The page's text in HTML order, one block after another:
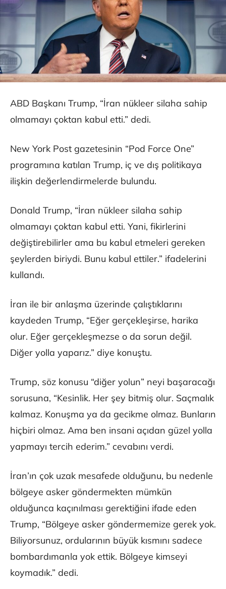
ABD Başkanı Trump, “İran nükleer silaha sahip
olmamayı çoktan kabul etti.” dedi.
New York Post gazetesinin “Pod Force One”
programına katılan Trump, iç ve dış politikaya
ilişkin değerlendirmelerde bulundu.
Donald Trump, “İran nükleer silaha sahip
olmamayı çoktan kabul etti. Yani, fikirlerini
değiştirebilirler ama bu kabul etmeleri gereken
şeylerden biriydi. Bunu kabul ettiler.” ifadelerini
kullandı.
İran ile bir anlaşma üzerinde çalıştıklarını
kaydeden Trump, “Eğer gerçekleşirse, harika
olur. Eğer gerçekleşmezse o da sorun değil.
Diğer yolla yaparız.” diye konuştu.
Trump, söz konusu “diğer yolun” neyi başaracağı
sorusuna, “Kesinlik. Her şey bitmiş olur. Saçmalık
kalmaz. Konuşma ya da gecikme olmaz. Bunların
hiçbiri olmaz. Ama ben insani açıdan güzel yolla
yapmayı tercih ederim.” cevabını verdi.
İran’ın çok uzak mesafede olduğunu, bu nedenle
bölgeye asker göndermekten mümkün
olduğunca kaçınılması gerektiğini ifade eden
Trump, “Bölgeye asker göndermemize gerek yok.
Biliyorsunuz, ordularının büyük kısmını sadece
bombardımanla yok ettik. Bölgeye kimseyi
koymadık.” dedi.